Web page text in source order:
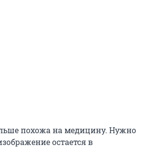
похожа на медицину. Нужно
остается в